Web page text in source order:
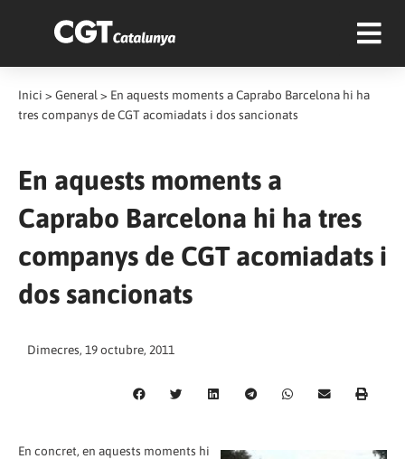
Inici > General > En aquests moments a Caprabo Barcelona hi ha
tres companys de CGT acomiadats i dos sancionats
En aquests moments a
Caprabo Barcelona hi ha tres
companys de CGT acomiadats i
dos sancionats
Dimecres, 19 octubre, 2011
En concret, en aquests moments hi